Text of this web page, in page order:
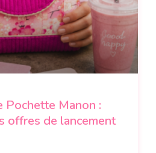
Pochette Manon :
offres de lancement